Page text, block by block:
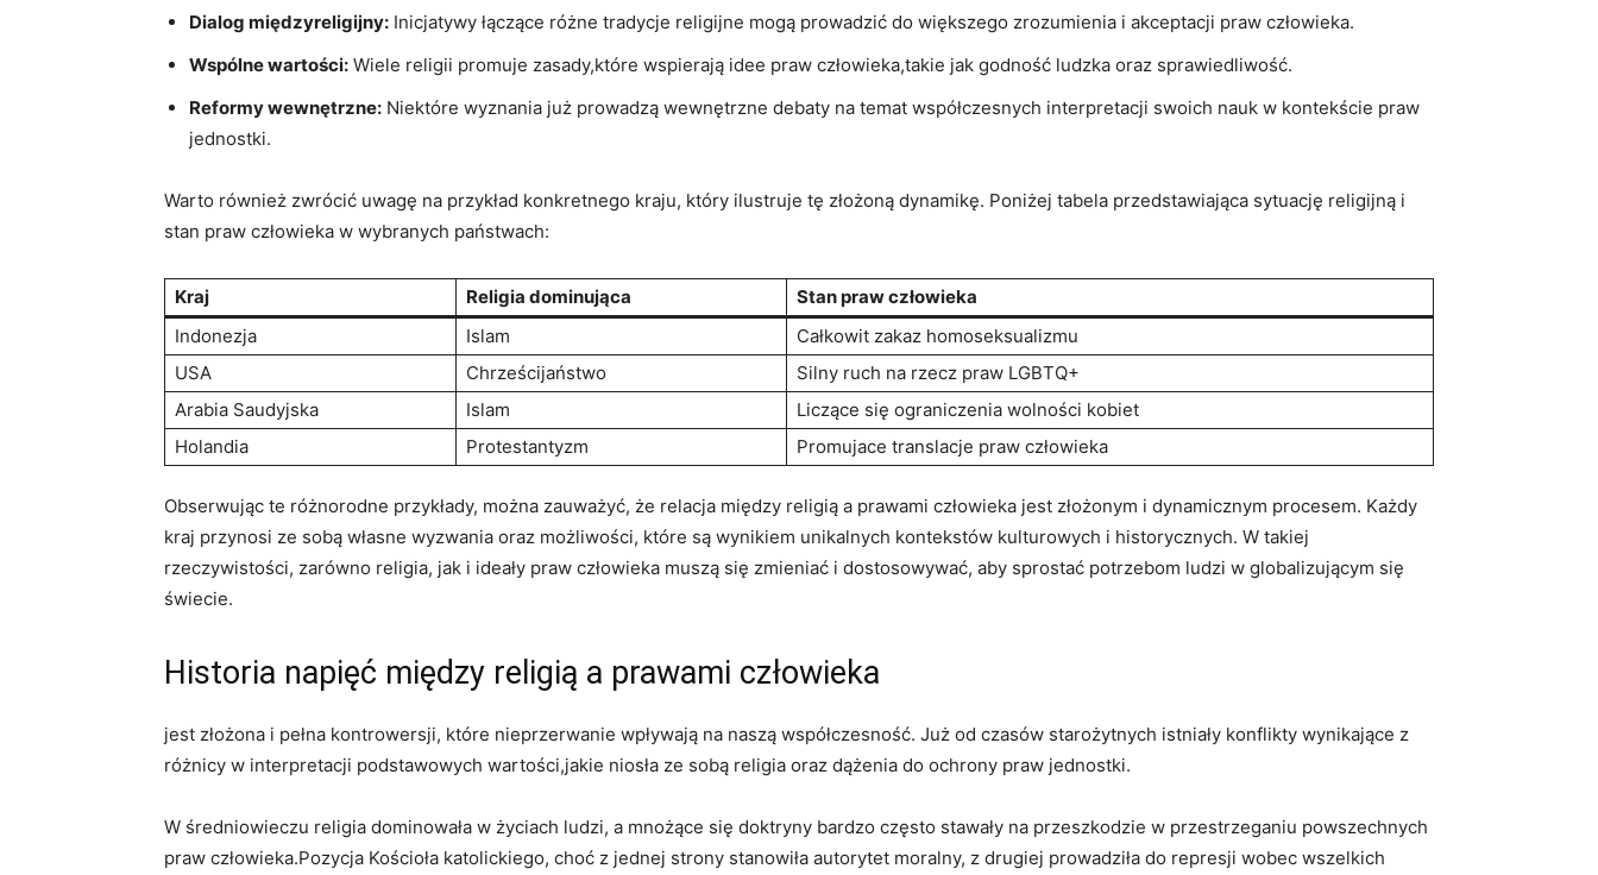
Dialog międzyreligijny: Inicjatywy łączące⁤ różne tradycje⁢ religijne ‍mogą‍ prowadzić ⁢do większego​ zrozumienia ‌i akceptacji praw człowieka.
Wspólne wartości: Wiele religii⁣ promuje zasady,które wspierają idee praw⁢ człowieka,takie jak⁢ godność⁢ ludzka ⁢oraz sprawiedliwość.
Reformy wewnętrzne: ‌Niektóre wyznania już prowadzą wewnętrzne debaty⁤ na temat⁤ współczesnych interpretacji⁢ swoich nauk ​w kontekście‍ praw ​
jednostki.
Warto również zwrócić ​uwagę ​na przykład ⁤konkretnego⁢ kraju, który ilustruje ⁤tę złożoną dynamikę.⁣ Poniżej tabela przedstawiająca sytuację religijną i⁤
stan praw człowieka ‌w wybranych państwach:
Kraj Religia⁢ dominująca
Stan ‍praw ​człowieka
Indonezja
Islam
Całkowit ​zakaz homoseksualizmu
USA
Chrześcijaństwo
Silny‌ ruch na rzecz praw LGBTQ+
Arabia Saudyjska
Islam
Liczące się⁢ ograniczenia wolności ⁣kobiet
Holandia
Protestantyzm Promujace translacje praw człowieka
Obserwując⁤ te ‌różnorodne przykłady,⁢ można⁢ zauważyć, ​że relacja między ​religią a prawami człowieka ⁢jest⁣ złożonym i dynamicznym​ procesem. Każdy
⁢kraj ⁣przynosi ze‌ sobą‌ własne wyzwania oraz⁢ możliwości, które są wynikiem ‌unikalnych kontekstów kulturowych i historycznych. W takiej
rzeczywistości, ⁣zarówno religia,⁢ jak i ideały praw człowieka⁢ muszą się zmieniać⁣ i dostosowywać, ‍aby sprostać ⁢potrzebom‌ ludzi w globalizującym się
świecie.
Historia ‌napięć między ⁤religią a⁢ prawami⁣ człowieka
jest złożona i⁤ pełna kontrowersji, które nieprzerwanie wpływają⁢ na naszą współczesność. Już⁤ od czasów starożytnych istniały konflikty ‌wynikające z
różnicy ‍w ⁣interpretacji podstawowych ‌wartości,jakie niosła ​ze sobą ⁣religia oraz⁣ dążenia do‍ ochrony ‌praw jednostki.
W⁤ średniowieczu religia dominowała w życiach ludzi, a mnożące się doktryny bardzo ⁤często stawały na przeszkodzie w przestrzeganiu powszechnych
praw człowieka.Pozycja Kościoła‍ katolickiego,⁣ choć z jednej⁤ strony stanowiła autorytet moralny,​ z​ drugiej prowadziła do represji wobec wszelkich